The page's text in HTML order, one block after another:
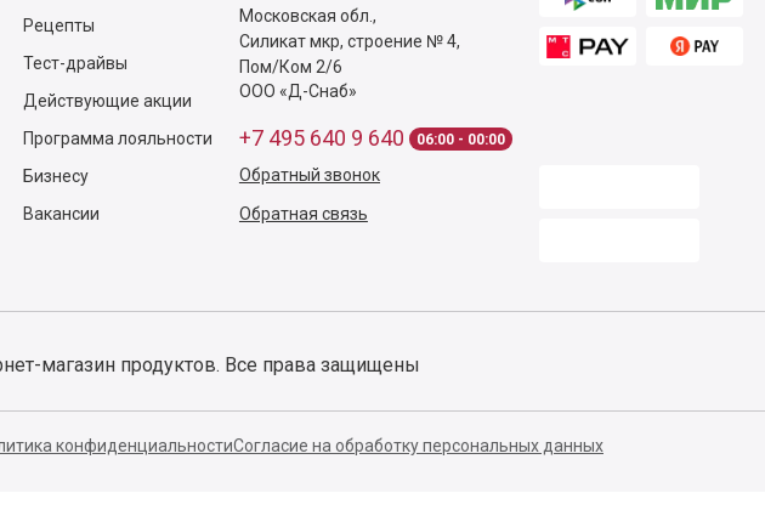
Рецепты
Тест-драйвы
Действующие акции
Программа лояльности
Бизнесу
Вакансии
Московская обл.,
Силикат мкр, строение № 4,
Пом/Ком 2/6
ООО «Д-Снаб»
+7 495 640 9 640 06:00 - 00:00
Обратный звонок
Обратная связь
магазин продуктов. Все права защищены
конфиденциальностиСогласие на обработку персональных данных